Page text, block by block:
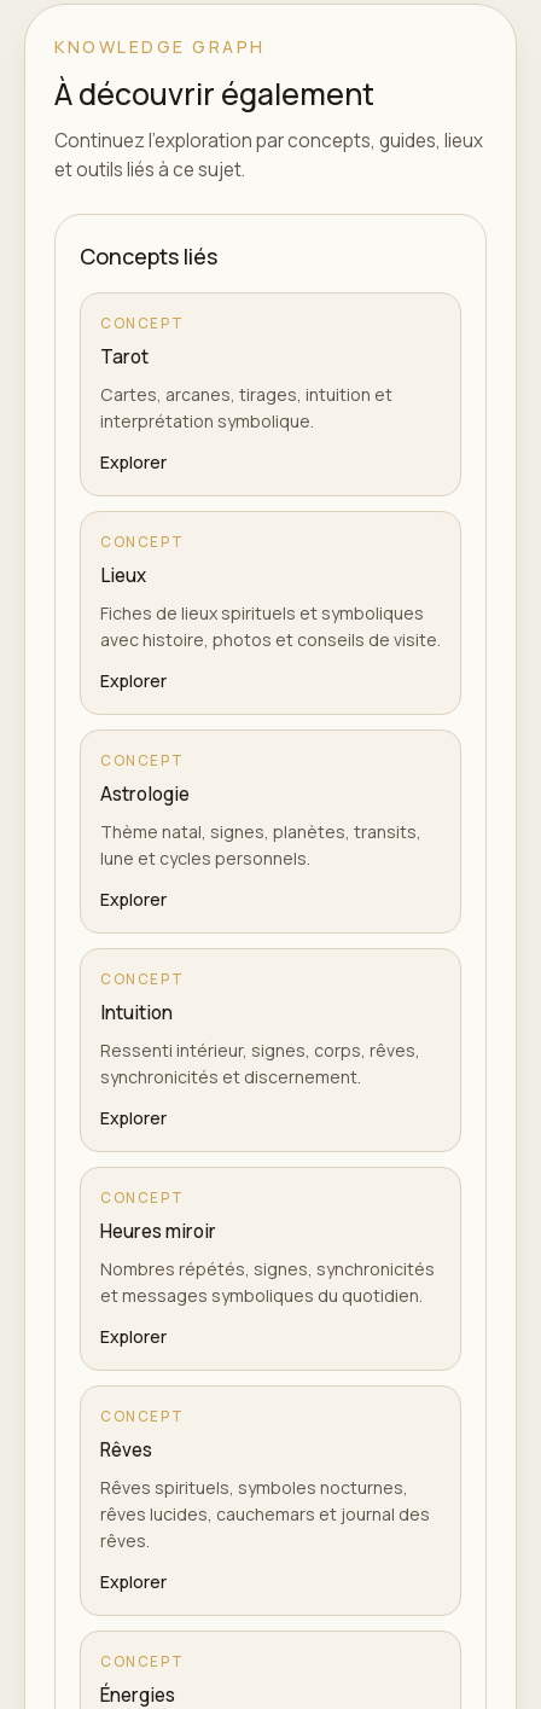
KNOWLEDGE GRAPH
À découvrir également
Continuez l'exploration par concepts, guides, lieux
et outils liés à ce sujet.
Concepts liés
CONCEPT
Tarot
Cartes, arcanes, tirages, intuition et
interprétation symbolique.
Explorer
CONCEPT
Lieux
Fiches de lieux spirituels et symboliques
avec histoire, photos et conseils de visite.
Explorer
CONCEPT
Astrologie
Thème natal, signes, planètes, transits,
lune et cycles personnels.
Explorer
CONCEPT
Intuition
Ressenti intérieur, signes, corps, rêves,
synchronicités et discernement.
Explorer
CONCEPT
Heures miroir
Nombres répétés, signes, synchronicités
et messages symboliques du quotidien.
Explorer
CONCEPT
Rêves
Rêves spirituels, symboles nocturnes,
rêves lucides, cauchemars et journal des
rêves.
Explorer
CONCEPT
Énergies